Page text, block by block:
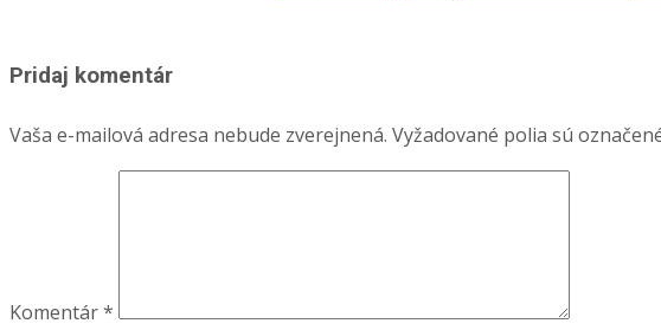
Pridaj komentár
Vaša e-mailová adresa nebude zverejnená. Vyžadované polia sú
Komentár*